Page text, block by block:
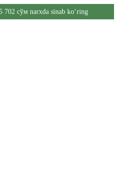
сўм narxda sinab ko‘ring